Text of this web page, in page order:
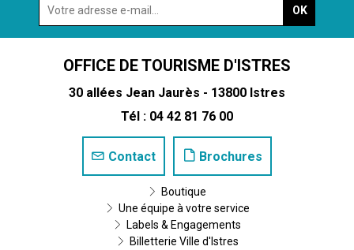
OFFICE DE TOURISME D'ISTRES
30 allées Jean Jaurès - 13800 Istres
Tél : 04 42 81 76 00
Contact Brochures
Boutique
Une équipe à votre service
Labels & Engagements
Billetterie Ville d'Istres